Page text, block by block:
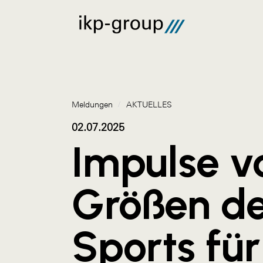
Meldungen / AKTUELLES
02.07.2025
Impulse
Größen
Sports für